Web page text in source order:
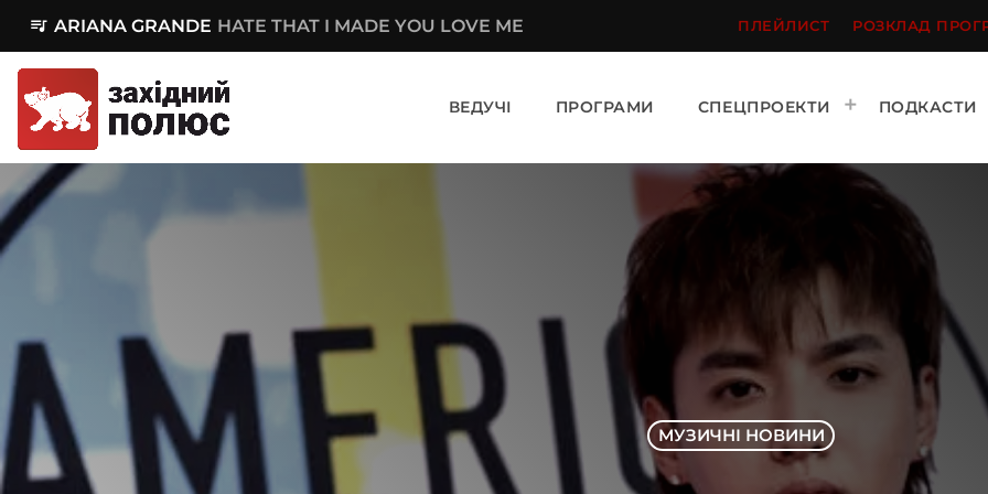
queue_music ARIANA GRANDE HATE THAT I MADE YOU LOVE ME ПЛЕЙЛИСТ РОЗКЛАД
ВЕДУЧІ ПРОГРАМИ СПЕЦПРОЕКТИ ПОДКАСТИ
МУЗИЧНІ НОВИНИ